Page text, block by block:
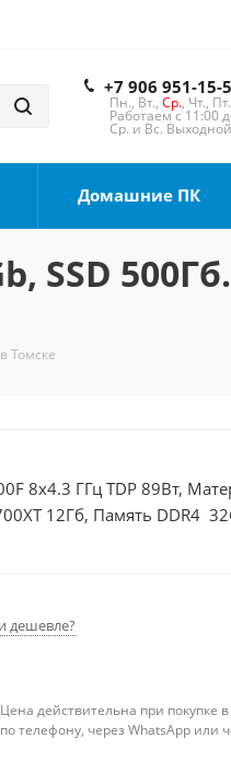
+7 906 951-15-
Пн., Вт., Ср., Чт.,
Работаем с 11:00
Ср. и Вс. Выходной
Домашние ПК
SSD
Томске
8x4.3 ГГц TDP 89Вт,
12Гб, Память DDR4
дешевле?
Цена действительна при покупке
по телефону, через WhatsApp или